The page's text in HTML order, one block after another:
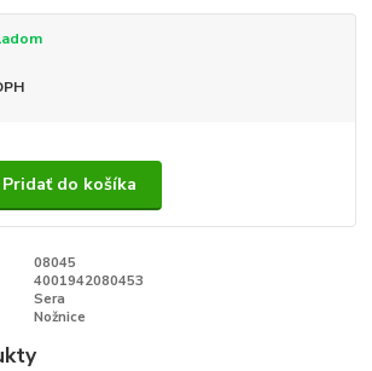
Pridať do košíka
08045
4001942080453
Sera
Nožnice